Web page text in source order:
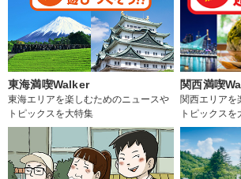
東海満喫Walker
東海エリアを楽しむためのニュースや
トピックスを大特集
関西満喫
関西エリアを
トピックスを